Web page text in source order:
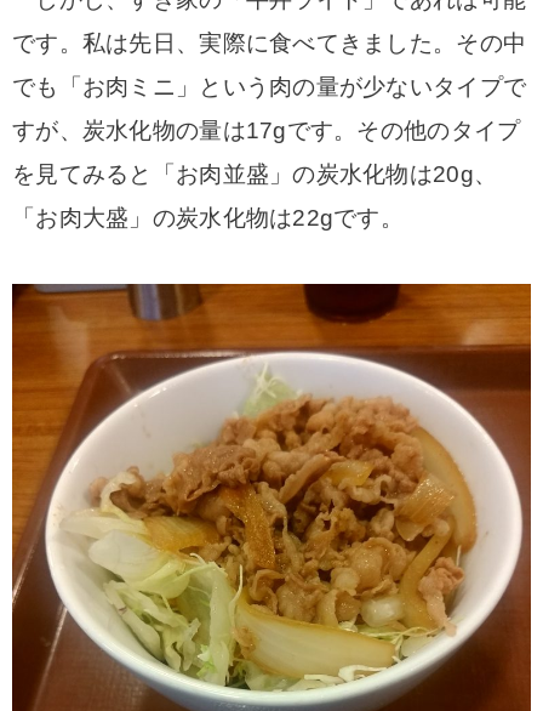
です。私は先日、実際に食べてきました。その中
でも「お肉ミニ」という肉の量が少ないタイプで
すが、炭水化物の量は17gです。その他のタイプ
を見てみると「お肉並盛」の炭水化物は20g、
「お肉大盛」の炭水化物は22gです。